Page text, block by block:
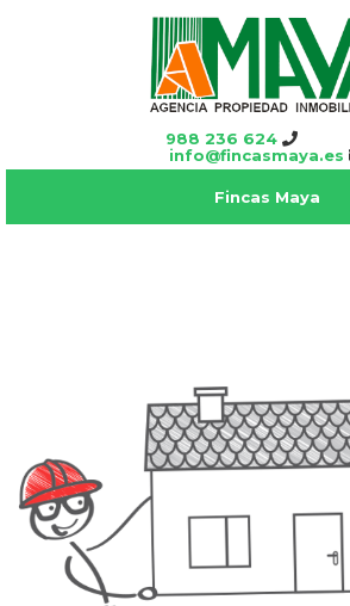
988 236 624
info@fincasmaya.es
Fincas Maya